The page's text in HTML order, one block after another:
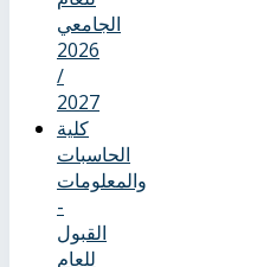
الجامعي
2026
/
2027
كلية
الحاسبات
والمعلومات
-
القبول
للعام